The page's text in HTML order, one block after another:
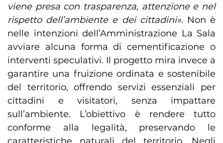
viene presa con trasparenza, attenzione e nel
rispetto dell’ambiente e dei cittadini». Non è
nelle intenzioni dell’Amministrazione La Sala
avviare alcuna forma di cementificazione o
interventi speculativi. Il progetto mira invece a
garantire una fruizione ordinata e sostenibile
del territorio, offrendo servizi essenziali per
cittadini e visitatori, senza impattare
sull’ambiente. L’obiettivo è rendere tutto
conforme alla legalità, preservando le